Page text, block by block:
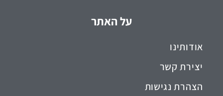
על האתר
אודותינו
יצירת קשר
הצהרת נגישות